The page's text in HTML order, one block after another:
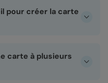
pour créer la carte
Le studio de création
depuis un smartphone
carte à plusieurs